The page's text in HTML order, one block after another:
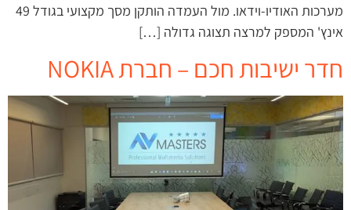
מערכות האודיו-וידאו. מול העמדה הותקן מסך מקצועי בגודל 49
אינץ' המספק למרצה תצוגה גדולה […]
חדר ישיבות חכם – חברת NOKIA